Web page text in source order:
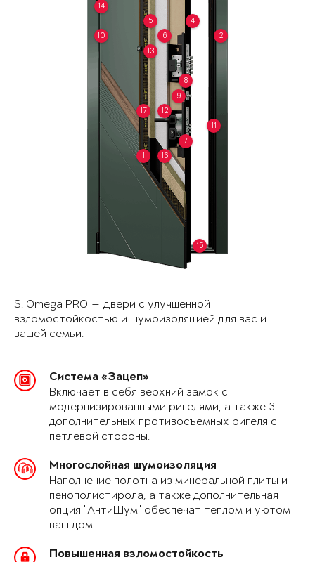
1
2
4
5
6
7
8
9
10
11
12
13
14
15
16
17
S. Omega PRO — двери с улучшенной
взломостойкостью и шумоизоляцией для вас и
вашей семьи.
Система «Зацеп»
Включает в себя верхний замок с
модернизированными ригелями, а также 3
дополнительных противосъемных ригеля с
петлевой стороны.
Многослойная шумоизоляция
Наполнение полотна из минеральной плиты и
пенополистирола, а также дополнительная
опция "АнтиШум" обеспечат теплом и уютом
ваш дом.
Повышенная взломостойкость